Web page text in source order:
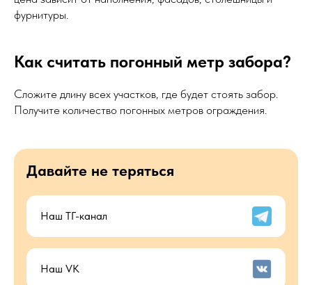
фурнитуры.
Как считать погонный метр забора?
Сложите длину всех участков, где будет стоять забор.
Получите количество погонных метров ограждения.
Давайте не теряться
Наш ТГ-канал
Наш VK